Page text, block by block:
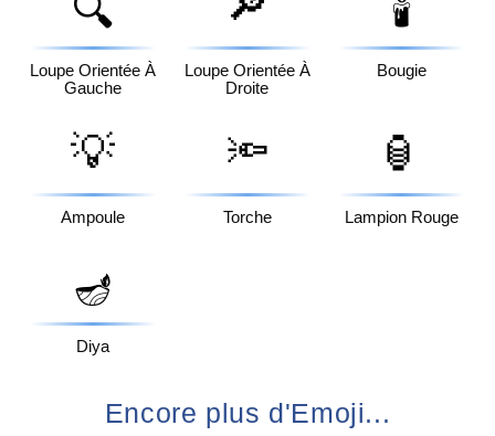
🔍
Loupe Orientée À
Gauche
Loupe Orientée À
Droite
🕯️
Bougie
💡
Ampoule
🔦
Torche
🏮
Lampion Rouge
🪔
Diya
Encore plus d'Emoji...